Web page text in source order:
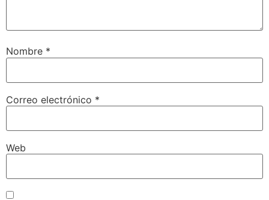
Nombre *
Correo electrónico *
Web